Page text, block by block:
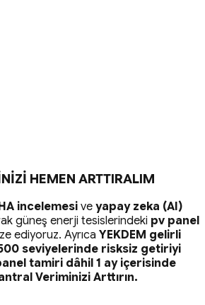
HEMEN ARTTIRALIM
incelemesi ve yapay zeka (AI)
güneş enerji tesislerindeki pv panel
ediyoruz. Ayrıca YEKDEM gelirli
seviyelerinde risksiz getiriyi
tamiri dâhil 1 ay içerisinde
Veriminizi Arttırın.